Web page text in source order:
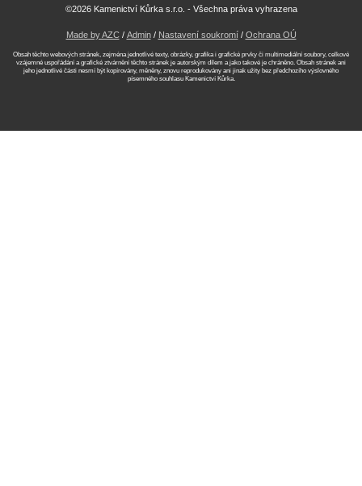
©2026 Kamenictví Kůrka s.r.o. - Všechna práva vyhrazena
Made by AZC/ Admin/ Nastavení soukromí/ Ochrana OÚ
Obsah těchto webových stránek, zejména jednotlivé texty, obrázky, grafika i grafické prvky či multimediální soubory, celkové
vzájemné uspořádání a grafické ztvárnění těchto stránek je autorským dílem a jako takové je chráněno. Obsah stránek ani
jeho jednotlivé části nesmí být kopírovány, měněny, znovu reprodukovány ani jinak užity bez předchozího výslovného
písemného souhlasu Kamenictví Kůrka.